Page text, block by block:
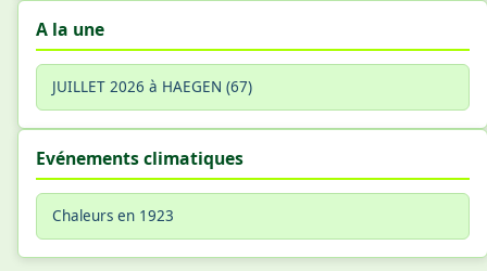
A la une
JUILLET 2026 à HAEGEN (67)
Evénements climatiques
Chaleurs en 1923